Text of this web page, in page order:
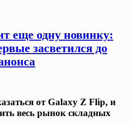
еще одну новинку:
засветился до
от Galaxy Z Flip, и
весь рынок складных